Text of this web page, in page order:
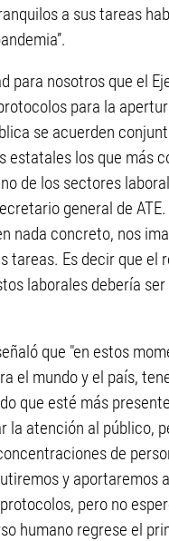
a sus tareas
para nosotros que el
para la
se acuerden
estatales los que más
de los sectores
general de ATE.
nada concreto, nos
tareas. Es decir que el
laborales debería ser
que "en estos
el mundo y el país,
que esté más
la atención al público,
de
y aportaremos
pero no
humano regrese el